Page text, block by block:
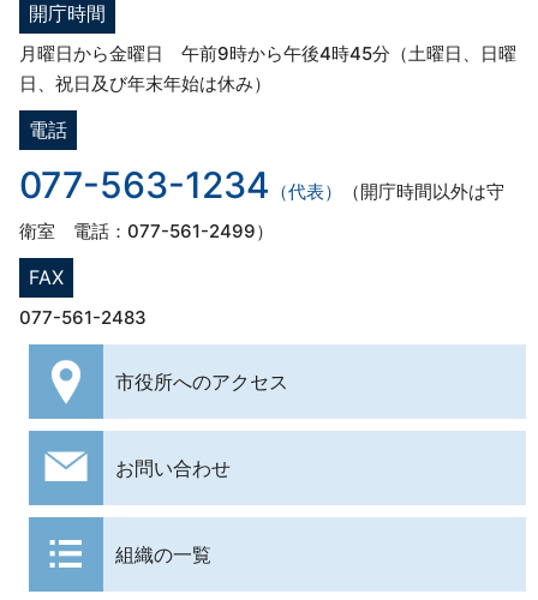
開庁時間
月曜日から金曜日 午前9時から午後4時45分（土曜日、日曜
日、祝日及び年末年始は休み）
電話
077-563-1234 （代表）
（開庁時間以外は守
衛室 電話：077-561-2499）
FAX
077-561-2483
市役所へのアクセス
お問い合わせ
組織の一覧